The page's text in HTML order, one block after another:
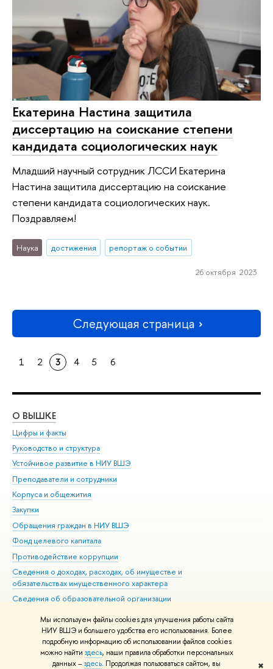
Мы используем файлы cookies для улучшения работы сайта
НИУ ВШЭ и большего удобства его использования. Более
подробную информацию об использовании файлов cookies
можно найти здесь, наши правила обработки персональных
данных –здесь. Продолжая пользоваться сайтом, вы ✖
Екатерина Настина защитила
диссертацию на соискание степени
кандидата социологических наук
Младший научный сотрудник ЛССИ Екатерина
Настина защитила диссертацию на соискание
степени кандидата социологических наук.
Поздравляем!
Наука достижения репортаж о событии
26 октября 2023
Следующая страница
1 2 3 4 5 6
О ВЫШКЕ
Цифры и факты
Руководство и структура
Устойчивое развитие в НИУ ВШЭ
Преподаватели и сотрудники
Корпуса и общежития
Закупки
Обращения граждан в НИУ ВШЭ
Фонд целевого капитала
Противодействие коррупции
Сведения о доходах, расходах, об имуществе и
обязательствах имущественного характера
Сведения об образовательной организации
Людям с ограниченными возможностями здоровья
Единая платежная страница
Работа в Вышке